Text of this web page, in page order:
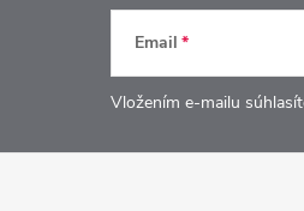
Email
Vložením e-mailu